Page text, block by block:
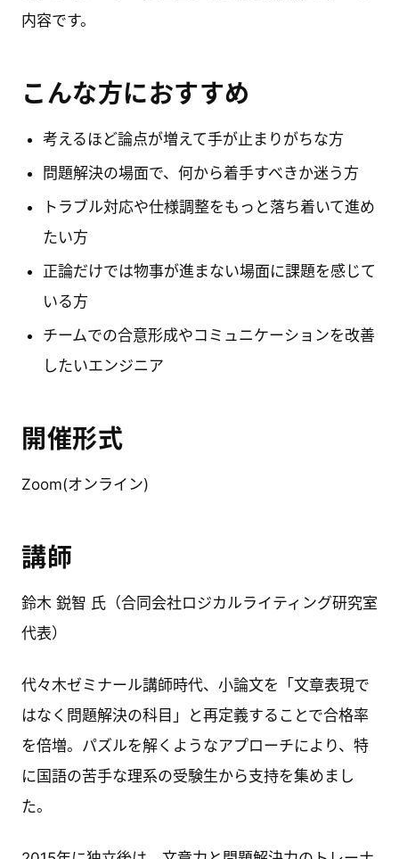
内容です。
こんな方におすすめ
考えるほど論点が増えて手が止まりがちな方
問題解決の場面で、何から着手すべきか迷う方
トラブル対応や仕様調整をもっと落ち着いて進め
たい方
正論だけでは物事が進まない場面に課題を感じて
いる方
チームでの合意形成やコミュニケーションを改善
したいエンジニア
開催形式
Zoom(オンライン)
講師
鈴木 鋭智 氏（合同会社ロジカルライティング研究室
代表）
代々木ゼミナール講師時代、小論文を「文章表現で
はなく問題解決の科目」と再定義することで合格率
を倍増。パズルを解くようなアプローチにより、特
に国語の苦手な理系の受験生から支持を集めまし
た。